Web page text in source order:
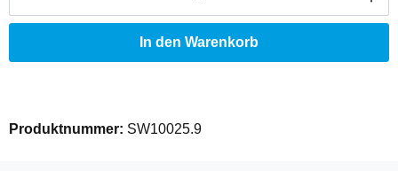
In den Warenkorb
Produktnummer: SW10025.9